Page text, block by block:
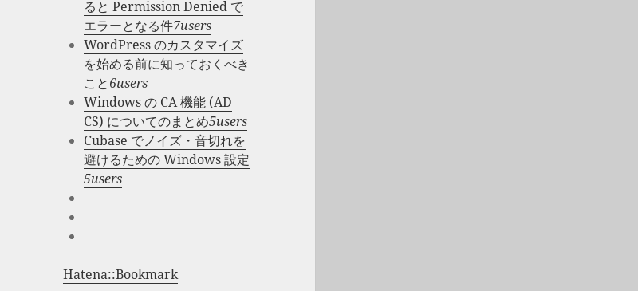
ると Permission Denied で
エラーとなる件7users
WordPress のカスタマイズ
を始める前に知っておくべき
こと6users
Windows の CA 機能 (AD
CS) についてのまとめ5users
Cubase でノイズ・音切れを
避けるための Windows 設定
5users
Hatena::Bookmark